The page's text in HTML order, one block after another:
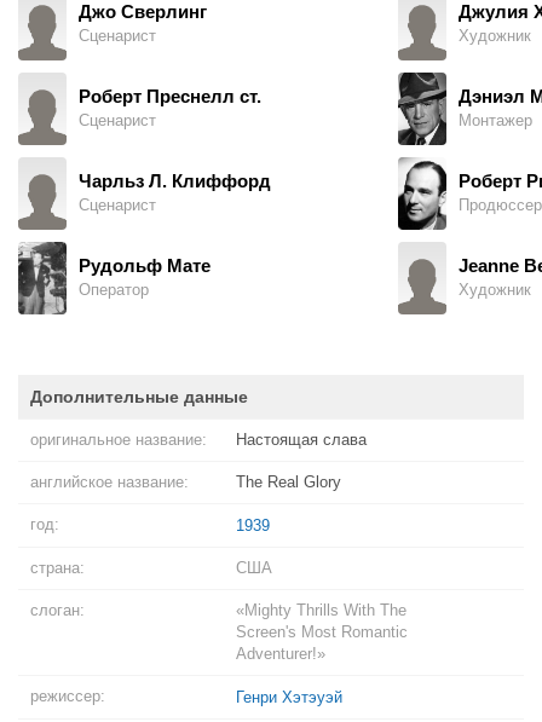
Джо Сверлинг
Сценарист
Роберт Преснелл ст.
Сценарист
Чарльз Л. Клиффорд
Сценарист
Рудольф Мате
Оператор
Джулия
Художник
Дэниэл
Монтажер
Роберт
Продюссер
Jeanne
Художник
Дополнительные данные
оригинальное название: Настоящая слава
английское название: The Real Glory
год: 1939
страна: США
слоган:
«Mighty Thrills With The
Screen's Most Romantic
Adventurer!»
режиссер: Генри Хэтэуэй